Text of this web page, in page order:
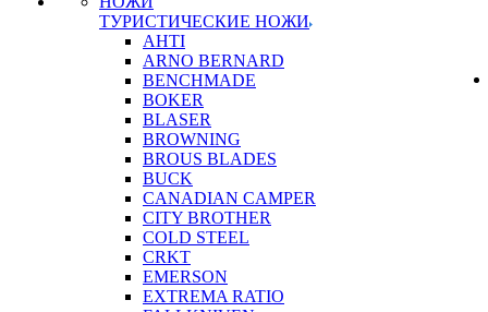
ТУРИСТИЧЕСКИЕ НОЖИ
AHTI
ARNO BERNARD
BENCHMADE
BOKER
BLASER
BROWNING
BROUS BLADES
BUCK
CANADIAN CAMPER
CITY BROTHER
COLD STEEL
CRKT
EMERSON
EXTREMA RATIO